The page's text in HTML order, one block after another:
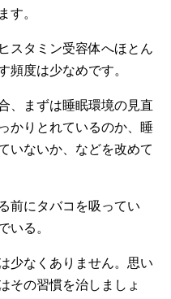
す。
スタミン受容体へほとん
頻度は少なめです。
、まずは睡眠環境の見直
かりとれているのか、睡
いないか、などを改めて
前にタバコを吸ってい
いる。
少なくありません。思い
その習慣を治しましょ